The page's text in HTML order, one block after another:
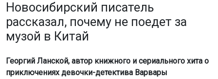
Новосибирский писатель
рассказал, почему не поедет за
музой в Китай
Георгий Ланской, автор книжного и сериального хита о
приключениях девочки-детектива Варвары